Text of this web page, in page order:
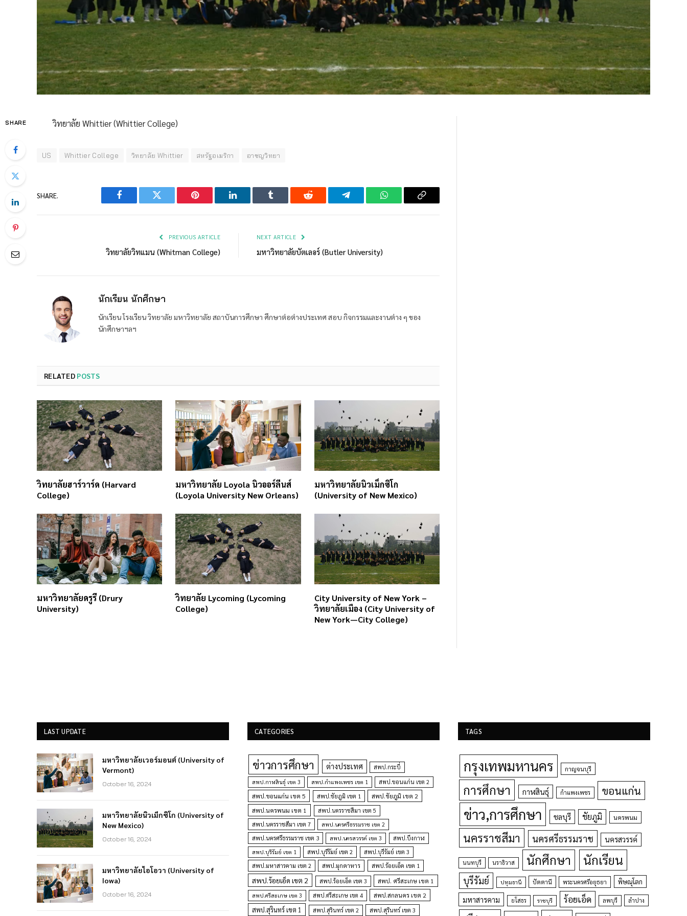
SHARE วิทยาลัย Whittier (Whittier College)
US Whittier College วิทยาลัย Whittier สหรัฐอเมริกา อาชญวิทยา
SHARE.
Facebook Twitter Pinterest LinkedIn Tumblr Reddit Telegram WhatsAppCopy
PREVIOUS ARTICLE
วิทยาลัยวิทแมน (Whitman College)
NEXT ARTICLE
มหาวิทยาลัยบัตเลอร์ (Butler University)
นักเรียน นักศึกษา
นักเรียน โรงเรียน วิทยาลัย มหาวิทยาลัย สถาบันการศึกษา ศึกษาต่อต่างประเทศ สอบ กิจกรรมและงานต่าง ๆ ของ
นักศึกษาฯลฯ
RELATED POSTS
วิทยาลัยฮาร์วาร์ด (Harvard
College)
มหาวิทยาลัย Loyola นิวออร์ลีนส์
(Loyola University New Orleans)
มหาวิทยาลัยนิวเม็กซิโก
(University of New Mexico)
มหาวิทยาลัยดรูรี (Drury
University)
วิทยาลัย Lycoming (Lycoming
College)
City University of New York –
วิทยาลัยเมือง (City University of
New York—City College)
LAST UPDATE
มหาวิทยาลัยเวอร์มอนต์ (University of
Vermont)
October 16, 2024
มหาวิทยาลัยนิวเม็กซิโก (University of
New Mexico)
October 16, 2024
มหาวิทยาลัยไอโอวา (University of
Iowa)
October 16, 2024
CATEGORIES
ข่าวการศึกษา ต่างประเทศ สพป.กระบี่
สพป.กาฬสินธุ์ เขต 3 สพป.กำแพงเพชร เขต 1 สพป.ขอนแก่น เขต 2
สพป.ขอนแก่น เขต 5 สพป.ชัยภูมิ เขต 1
สพป.ชัยภูมิ เขต 2
สพป.นครพนม เขต 1
สพป.นครราชสีมา เขต 5
สพป.นครราชสีมา เขต 7
สพป.นครศรีธรรมราช เขต 2
สพป.นครศรีธรรมราช เขต 3 สพป.นครสวรรค์ เขต 3
สพป.บึงกาฬ
สพป.บุรีรัมย์ เขต 1
สพป.บุรีรัมย์ เขต 2
สพป.บุรีรัมย์ เขต 3
สพป.มหาสารคาม เขต 2
สพป.มุกดาหาร สพป.ร้อยเอ็ด เขต 1
สพป.ร้อยเอ็ด เขต 2 สพป.ร้อยเอ็ด เขต 3 สพป. ศรีสะเกษ เขต 1
สพป.ศรีสะเกษ เขต 3 สพป.ศรีสะเกษ เขต 4 สพป.สกลนคร เขต 2
สพป.สุรินทร์ เขต 1 สพป.สุรินทร์ เขต 2 สพป.สุรินทร์ เขต 3
TAGS
กรุงเทพมหานคร กาญจนบุรี
การศึกษา กาฬสินธุ์ กำแพงเพชร ขอนแก่น
ข่าว,การศึกษา ชลบุรี ชัยภูมิ นครพนม
นครราชสีมา นครศรีธรรมราช นครสวรรค์
นนทบุรี นราธิวาส นักศึกษา นักเรียน
บุรีรัมย์ ปทุมธานี ปัตตานี พระนครศรีอยุธยา พิษณุโลก
มหาสารคาม ยโสธร ราชบุรี ร้อยเอ็ด ลพบุรี ลำปาง